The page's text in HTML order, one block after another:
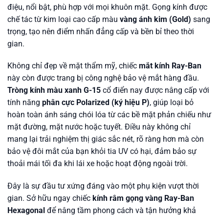
điệu, nổi bật, phù hợp với mọi khuôn mặt. Gọng kính được
chế tác từ kim loại cao cấp màu vàng ánh kim (Gold) sang
trọng, tạo nên điểm nhấn đẳng cấp và bền bỉ theo thời
gian.
Không chỉ đẹp về mặt thẩm mỹ, chiếc mắt kính Ray-Ban
này còn được trang bị công nghệ bảo vệ mắt hàng đầu.
Tròng kính màu xanh G-15 cổ điển nay được nâng cấp với
tính năng phân cực Polarized (ký hiệu P), giúp loại bỏ
hoàn toàn ánh sáng chói lóa từ các bề mặt phản chiếu như
mặt đường, mặt nước hoặc tuyết. Điều này không chỉ
mang lại trải nghiệm thị giác sắc nét, rõ ràng hơn mà còn
bảo vệ đôi mắt của bạn khỏi tia UV có hại, đảm bảo sự
thoải mái tối đa khi lái xe hoặc hoạt động ngoài trời.
Đây là sự đầu tư xứng đáng vào một phụ kiện vượt thời
gian. Sở hữu ngay chiếc kính râm gọng vàng Ray-Ban
Hexagonal để nâng tầm phong cách và tận hưởng khả